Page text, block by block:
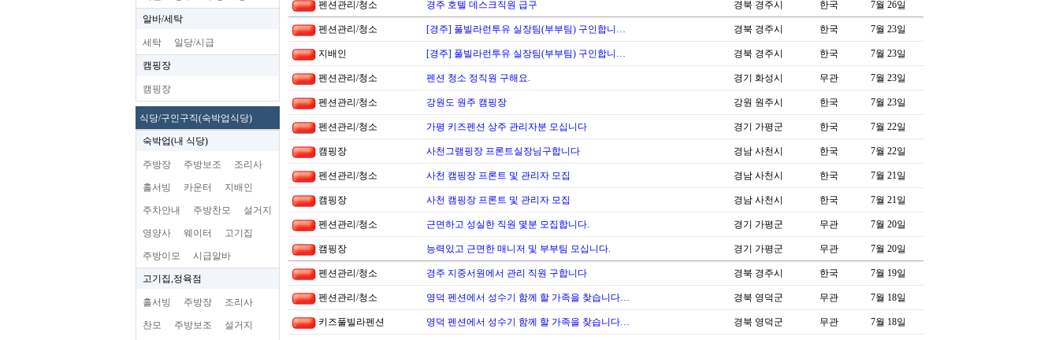
알바/세탁
세탁 일당/시급
캠핑장
캠핑장
식당/구인구직(숙박업식당)
숙박업(내 식당)
주방장 주방보조 조리사
홀서빙 카운터 지배인
주차안내 주방찬모 설거지
영양사 웨이터 고기집
주방이모 시급알바
고기집,정육점
홀서빙 주방장 조리사
찬모 주방보조 설거지
펜션관리/청소 경주 호텔 데스크직원 급구 경북 경주시 한국 7월 26일
펜션관리/청소 [경주] 풀빌라런투유 실장팀(부부팀) 구인합니… 경북 경주시 한국 7월 23일
지배인 [경주] 풀빌라런투유 실장팀(부부팀) 구인합니… 경북 경주시 한국 7월 23일
펜션관리/청소 펜션 청소 정직원 구해요. 경기 화성시 무관 7월 23일
펜션관리/청소 강원도 원주 캠핑장 강원 원주시 한국 7월 23일
펜션관리/청소 가평 키즈펜션 상주 관리자분 모십니다 경기 가평군 한국 7월 22일
캠핑장 사천그램핑장 프론트실장님구합니다 경남 사천시 한국 7월 22일
펜션관리/청소 사천 캠핑장 프론트 및 관리자 모집 경남 사천시 한국 7월 21일
캠핑장 사천 캠핑장 프론트 및 관리자 모집 경남 사천시 한국 7월 21일
펜션관리/청소 근면하고 성실한 직원 몇분 모집합니다. 경기 가평군 무관 7월 20일
캠핑장 능력있고 근면한 매니저 및 부부팀 모십니다. 경기 가평군 무관 7월 20일
펜션관리/청소 경주 지중서원에서 관리 직원 구합니다 경북 경주시 한국 7월 19일
펜션관리/청소 영덕 펜션에서 성수기 함께 할 가족을 찾습니다… 경북 영덕군 무관 7월 18일
키즈풀빌라펜션 영덕 펜션에서 성수기 함께 할 가족을 찾습니다… 경북 영덕군 무관 7월 18일